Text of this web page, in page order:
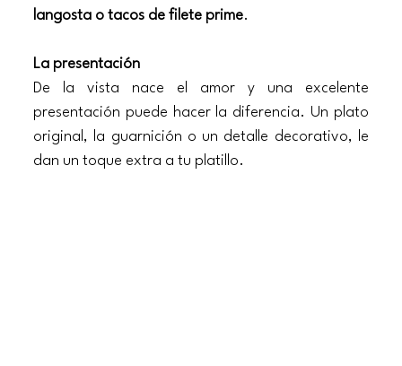
langosta o tacos de filete prime.
La presentación
De la vista nace el amor y una excelente
presentación puede hacer la diferencia. Un plato
original, la guarnición o un detalle decorativo, le
dan un toque extra a tu platillo.